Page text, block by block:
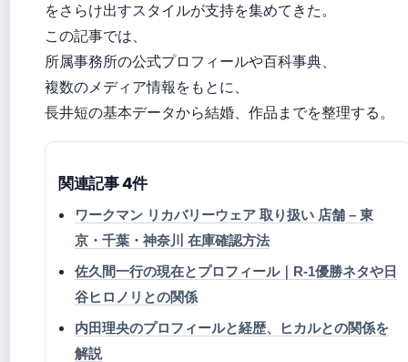
をさらけ出すスタイルが支持を集めてきた。
この記事では、
所属事務所の公式プロフィールや百科事典、
複数のメディア情報をもとに、
長井短の基本データから結婚、作品までを整理する。
関連記事 4件
ワークマン リカバリーウェア 取り扱い 店舗 – 東
京・千葉・神奈川 在庫確認方法
佐久間一行の現在とプロフィール｜R-1優勝ネタや日
谷ヒロノリとの関係
内田理央のプロフィールと経歴、ヒカルとの関係を
解説